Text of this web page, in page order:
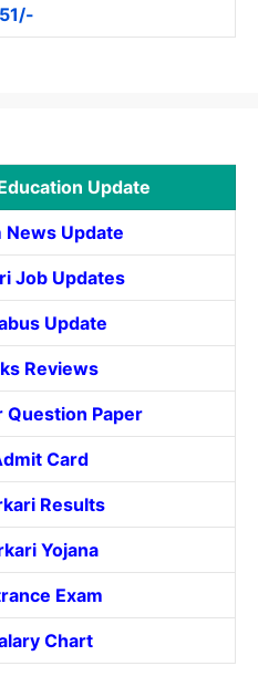
Update
News Update
Job Updates
Update
Reviews
Question Paper
Card
Results
Yojana
Exam
Chart